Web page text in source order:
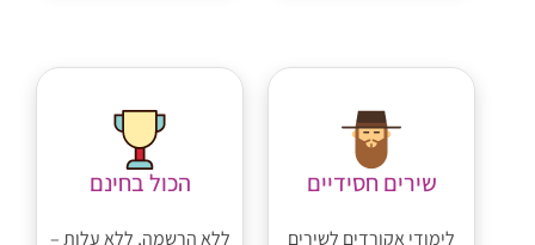
שירים חסידיים
לימודי אקורדים לשירים
הכול בחינם
ללא הרשמה, ללא עלות –